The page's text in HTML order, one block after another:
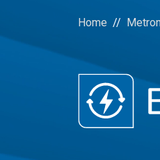
Home